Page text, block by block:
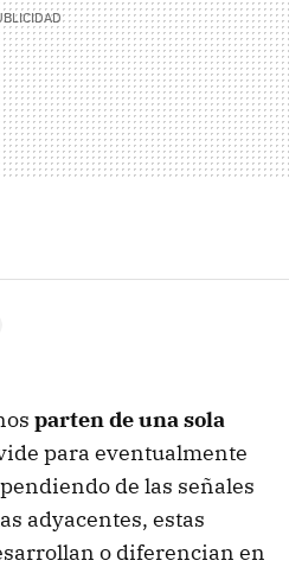
parten de una sola
para eventualmente
de las señales
adyacentes, estas
o diferencian en